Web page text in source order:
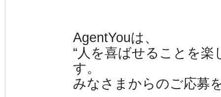
AgentYouは、
“人を喜ばせることを
す。
みなさまからのご応募